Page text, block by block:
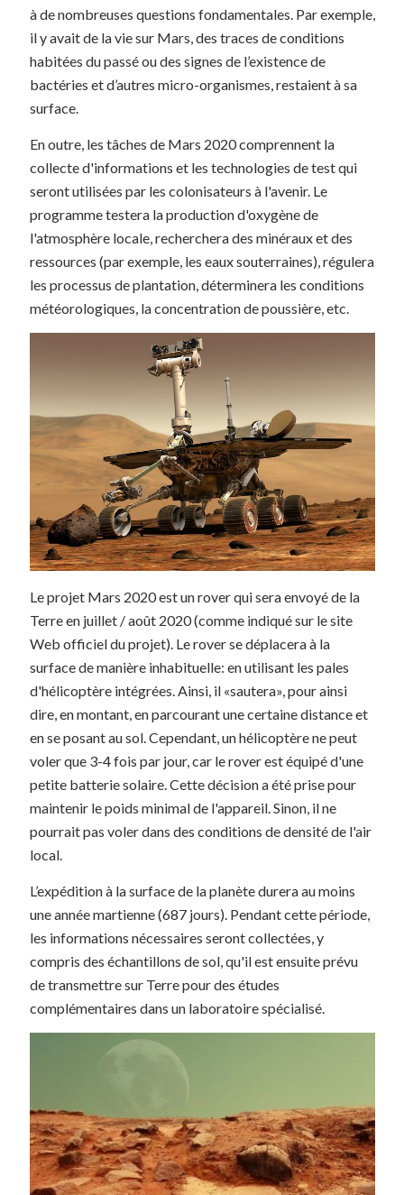
à de nombreuses questions fondamentales. Par exemple,
il y avait de la vie sur Mars, des traces de conditions
habitées du passé ou des signes de l’existence de
bactéries et d’autres micro-organismes, restaient à sa
surface.
En outre, les tâches de Mars 2020 comprennent la
collecte d'informations et les technologies de test qui
seront utilisées par les colonisateurs à l'avenir. Le
programme testera la production d'oxygène de
l'atmosphère locale, recherchera des minéraux et des
ressources (par exemple, les eaux souterraines), régulera
les processus de plantation, déterminera les conditions
météorologiques, la concentration de poussière, etc.
Le projet Mars 2020 est un rover qui sera envoyé de la
Terre en juillet / août 2020 (comme indiqué sur le site
Web officiel du projet). Le rover se déplacera à la
surface de manière inhabituelle: en utilisant les pales
d'hélicoptère intégrées. Ainsi, il «sautera», pour ainsi
dire, en montant, en parcourant une certaine distance et
en se posant au sol. Cependant, un hélicoptère ne peut
voler que 3-4 fois par jour, car le rover est équipé d'une
petite batterie solaire. Cette décision a été prise pour
maintenir le poids minimal de l'appareil. Sinon, il ne
pourrait pas voler dans des conditions de densité de l'air
local.
L’expédition à la surface de la planète durera au moins
une année martienne (687 jours). Pendant cette période,
les informations nécessaires seront collectées, y
compris des échantillons de sol, qu'il est ensuite prévu
de transmettre sur Terre pour des études
complémentaires dans un laboratoire spécialisé.